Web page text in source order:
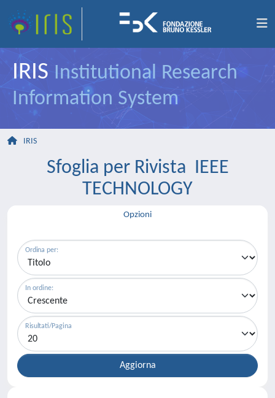
IRIS Institutional Research
Information System
IRIS
Sfoglia per Rivista IEEE
TECHNOLOGY
Opzioni
Ordina per:
In ordine:
Risultati/Pagina